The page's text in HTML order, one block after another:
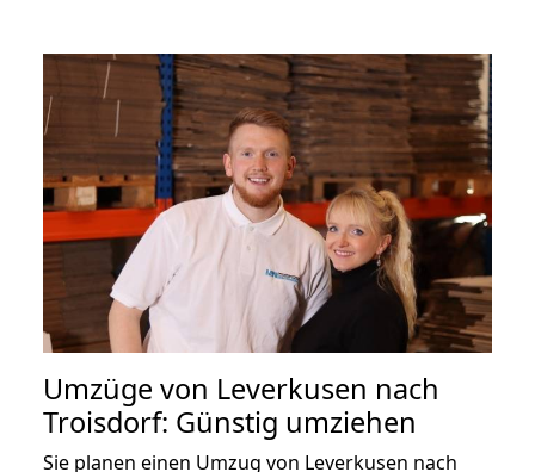
Umzüge von Leverkusen nach
Troisdorf: Günstig umziehen
Sie planen einen Umzug von Leverkusen nach